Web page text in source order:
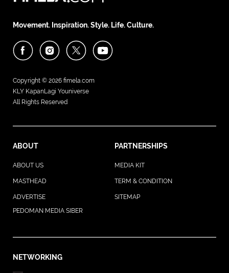
Movement. Inspiration. Style. Life. Culture.
Copyright © 2026 fimela.com
KLY KapanLagi Youniverse
All Rights Reserved
ABOUT PARTNERSHIPS
ABOUT US MEDIA KIT
MASTHEAD TERM & CONDITION
ADVERTISE
SITEMAP
PEDOMAN MEDIA SIBER
NETWORKING